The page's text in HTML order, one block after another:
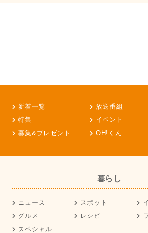
新着一覧 放送番組
特集
イベント
募集&プレゼント
OH!くん
暮らし
ニュース スポット
グルメ
レシピ
スペシャル